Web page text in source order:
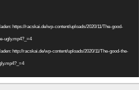
https://racskai.de/wp-content/uploads/2020/11/The-good-
ugly.mp4?_=4
http://racskai.de/wp-content/uploads/2020/11/The-good-the-